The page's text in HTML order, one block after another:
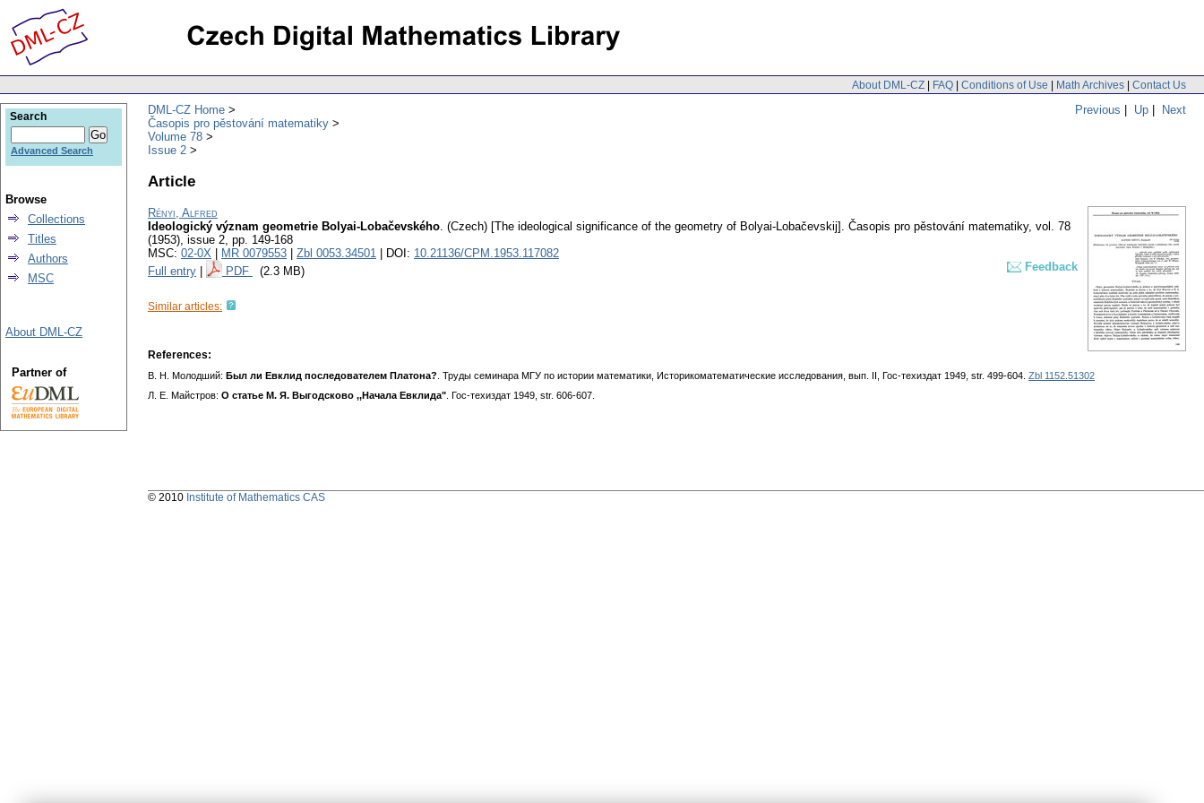
About DML-CZ | FAQ | Conditions of Use | Math Archives | Contact Us
Previous | Up | Next
DML-CZ Home
Časopis pro pěstování matematiky
Volume 78
Issue 2
Article
Rényi, Alfred
Ideologický význam geometrie Bolyai-Lobačevského. (Czech) [The ideological significance of the geometry of Bolyai-Lobačevskij]. Časopis pro pěstování matematiky, vol. 78
(1953), issue 2, pp. 149-168
MSC: 02-0X MR 0079553 Zbl 0053.34501 | DOI: 10.21136/CPM.1953.117082
Full entry
PDF (2.3 MB) Feedback
Similar articles:
References:
В. Н. Молодший: Был ли Евклид последователем Платона? . Труды семинара МГУ по истории математики, Историкоматематические исследования, вып. II, Гос-техиздат 1949, str. 499-604. Zbl 1152.51302
Л. Е. Майстров: О статье М. Я. Выгодсково ,,Начала Евклида" . Гос-техиздат 1949, str. 606-607.
Search
Advanced Search
Browse
Collections
Titles
Authors
MSC
About DML-CZ
Partner of
© 2010 Institute of Mathematics CAS